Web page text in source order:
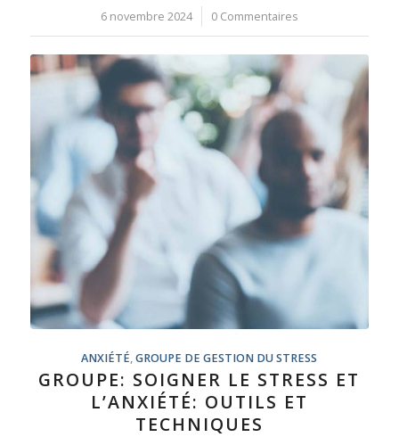
6 novembre 2024
/ 0 Commentaires
ANXIÉTÉ,GROUPE DE GESTION DU STRESS
GROUPE: SOIGNER LE STRESS ET
L’ANXIÉTÉ: OUTILS ET
TECHNIQUES